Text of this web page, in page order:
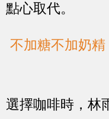
點心取代。
不加糖不加奶
選擇咖啡時，林